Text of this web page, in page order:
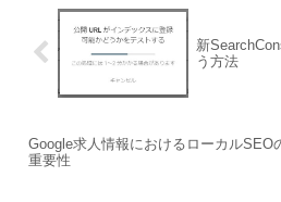
新
う方法
Google求人情報におけるローカルSEO
重要性